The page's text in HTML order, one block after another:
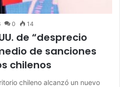
0 14
de “desprecio
de sanciones
chilenos
chileno alcanzó un nuevo